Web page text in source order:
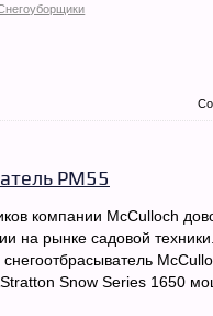
PM55
компании McCulloch
на рынке садовой
Snow Series 1650